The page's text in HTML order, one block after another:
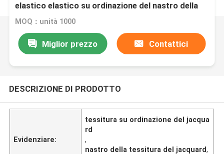
elastico elastico su ordinazione del nastro della
tessitura del jacquard del poliestere
MOQ：unità 1000
Miglior prezzo Contattici
DESCRIZIONE DI PRODOTTO
Evidenziare:
tessitura su ordinazione del jacqua
rd
,
nastro della tessitura del jacquard,